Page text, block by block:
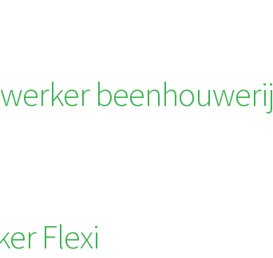
beenhouwerij
Flexi